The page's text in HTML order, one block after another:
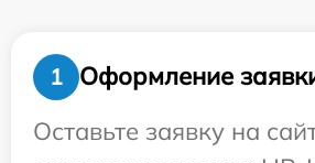
1
Оформление
Оставьте заявку на